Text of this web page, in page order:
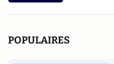
POPULAIRES